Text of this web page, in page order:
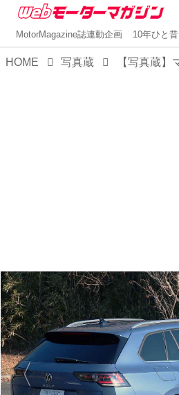
MotorMagazine誌連動企画 10年ひと昔
HOME 写真蔵